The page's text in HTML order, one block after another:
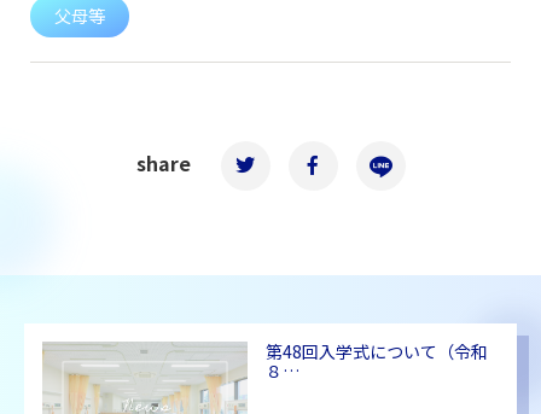
父母等
share
第48回入学式について（令和
８…